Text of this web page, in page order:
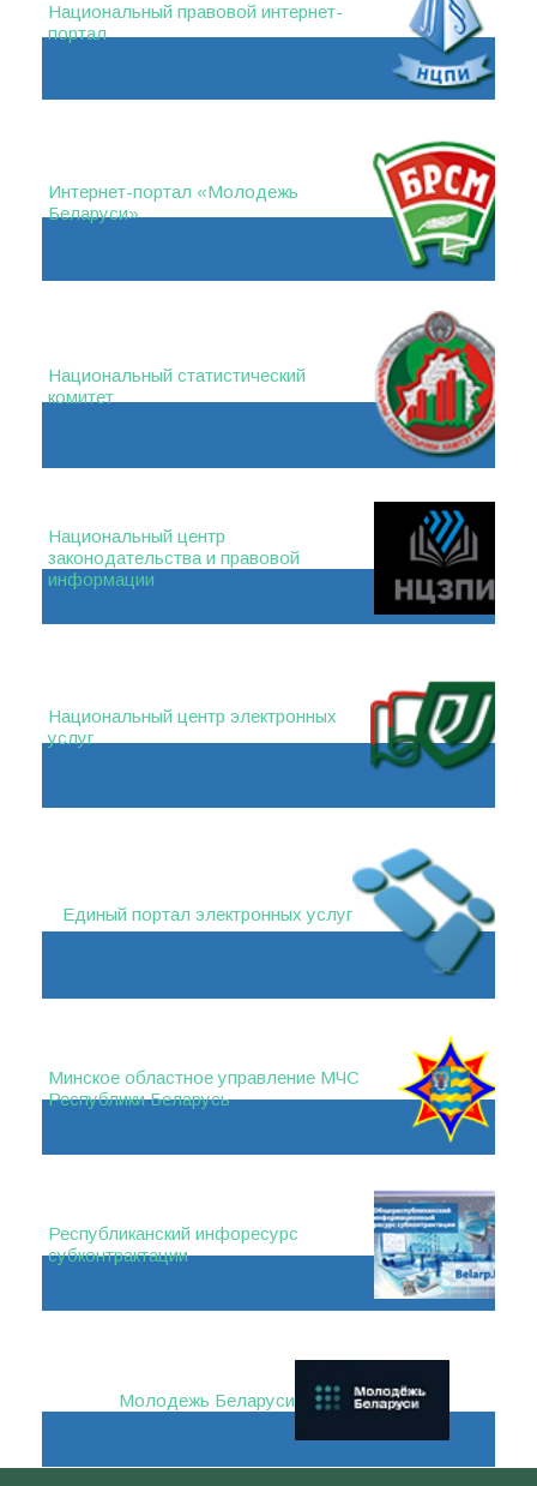
Национальный правовой интернет-
портал
Интернет-портал «Молодежь
Беларуси»
Национальный статистический
комитет
Национальный центр
законодательства и правовой
информации
Национальный центр электронных
услуг
Единый портал электронных услуг
Минское областное управление МЧС
Республики Беларусь
Республиканский инфоресурс
субконтрактации
Молодежь Беларуси